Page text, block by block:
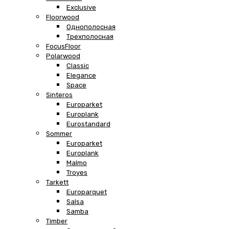
Exclusive
Floorwood
Однополосная
Трехполосная
FocusFloor
Polarwood
Classic
Elegance
Space
Sinteros
Europarket
Europlank
Eurostandard
Sommer
Europarket
Europlank
Malmo
Troyes
Tarkett
Europarquet
Salsa
Samba
Timber